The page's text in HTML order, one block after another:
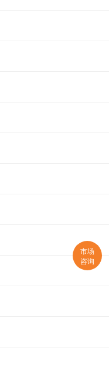
市场
咨询